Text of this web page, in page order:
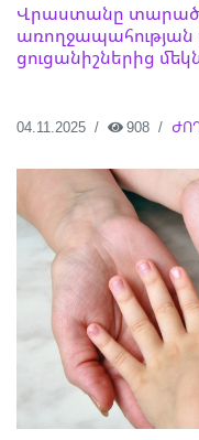
Վրաստանը
ցուցանիշներից
04.11.2025 908